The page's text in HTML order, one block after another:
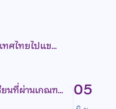
ทศไทยไปแข…
05
ยนที่ผ่านเกณฑ…